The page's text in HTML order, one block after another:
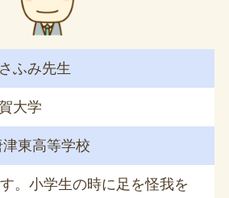
ふみ先生
大学
津東高等学校
。小学生の時に足を怪我を